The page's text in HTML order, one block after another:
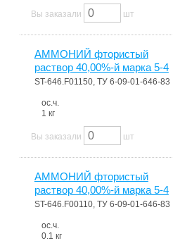
Вы заказали шт
АММОНИЙ фтористый
раствор 40,00%-й марка 5-4
ST-646.F01150, ТУ 6-09-01-646-83
ос.ч.
1 кг
Вы заказали шт
АММОНИЙ фтористый
раствор 40,00%-й марка 5-4
ST-646.F00110, ТУ 6-09-01-646-83
ос.ч.
0.1 кг